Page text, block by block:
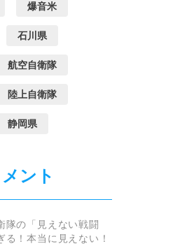
爆音米
石川県
航空自衛隊
陸上自衛隊
静岡県
ント
隊の「見えない戦闘
る！本当に見えない！